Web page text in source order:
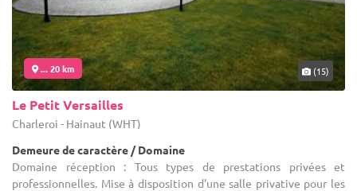
... 20 km (15)
Le Petit Versailles
Charleroi - Hainaut (WHT)
Demeure de caractère / Domaine
Domaine réception : Tous types de prestations privées et
professionnelles. Mise à disposition d'une salle privative pour les